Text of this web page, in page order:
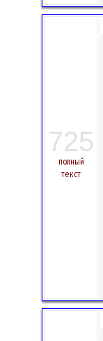
725
полный
текст